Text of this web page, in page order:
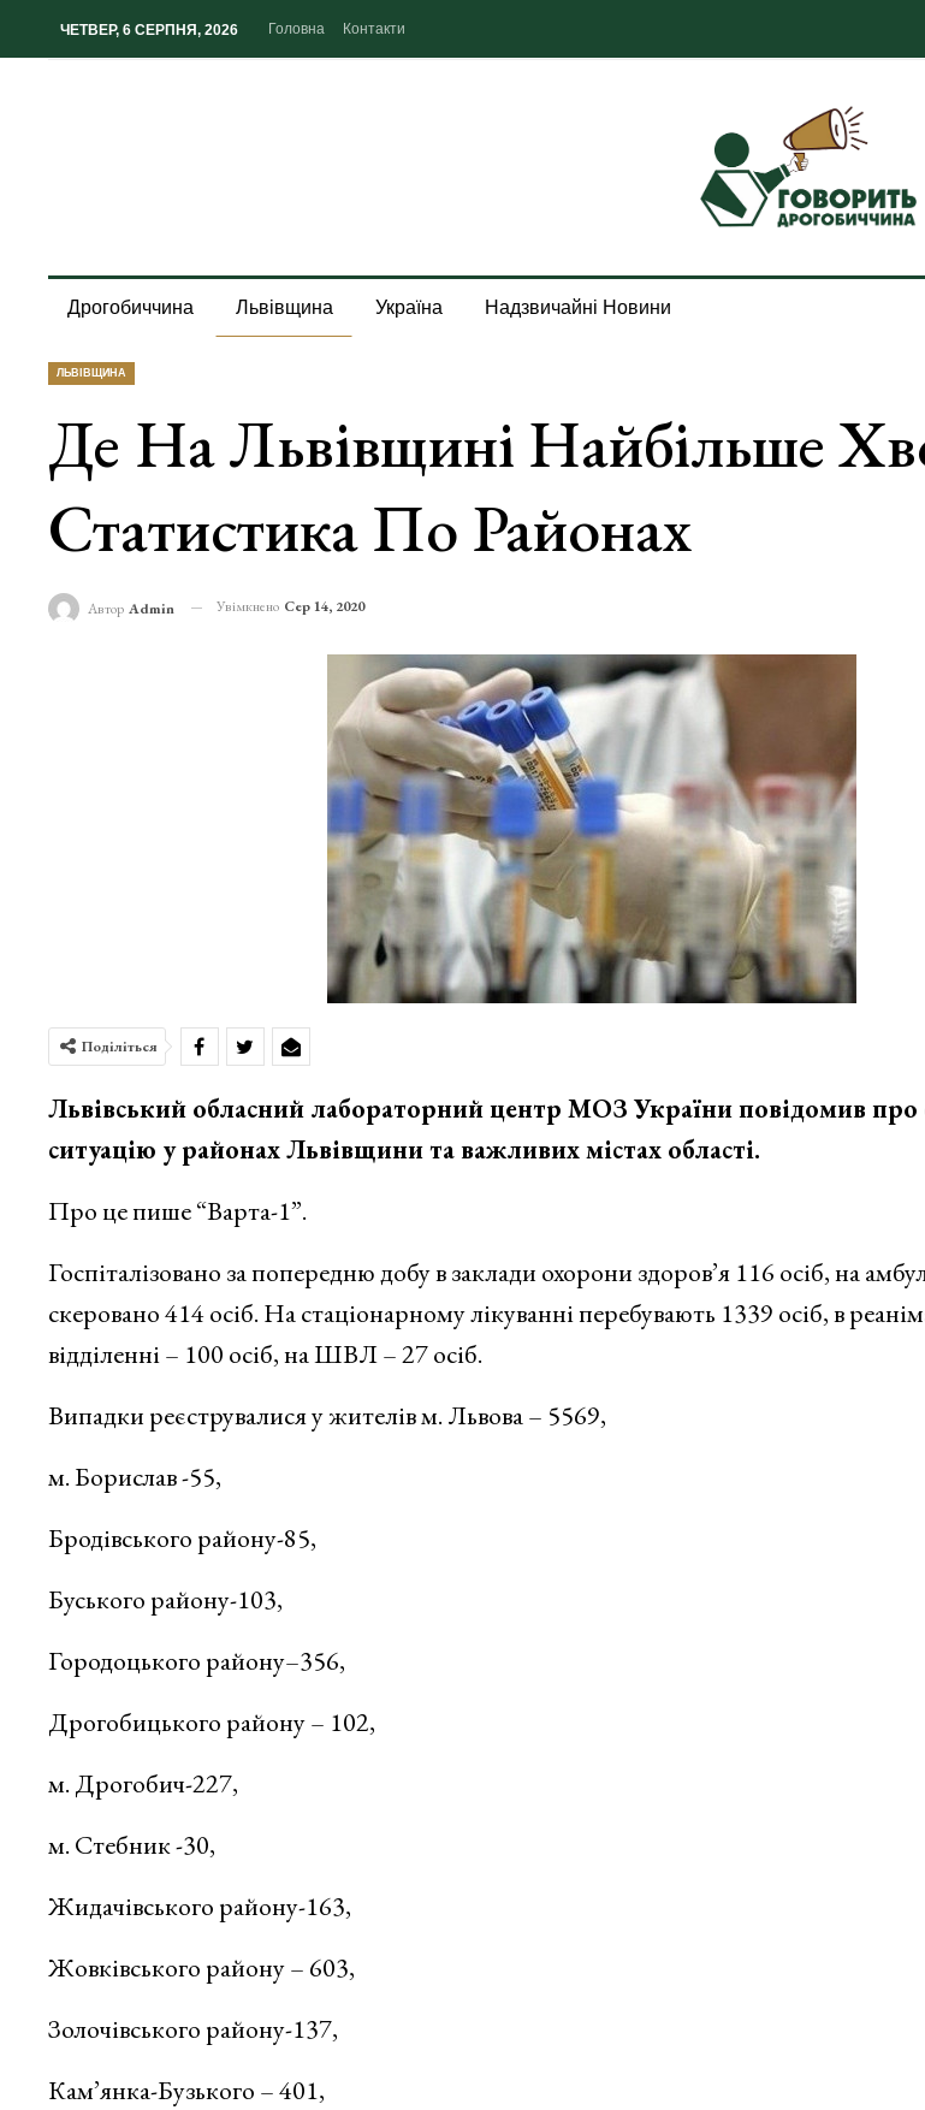
ЧЕТВЕР, 6 СЕРПНЯ, 2026 Головна Контакти
Дрогобиччина Львівщина Україна Надзвичайні Новини
ЛЬВІВЩИНА
Де На Львівщині Найбільше
Статистика По Районах
Автор Admin Увімкнено Сер 14, 2020
Поділіться
Львівський обласний лабораторний центр МОЗ України повідомив про
ситуацію у районах Львівщини та важливих містах області.
Про це пише “Варта-1”.
Госпіталізовано за попередню добу в заклади охорони здоров’я 116 осіб, на
скеровано 414 осіб. На стаціонарному лікуванні перебувають 1339 осіб, в
відділенні – 100 осіб, на ШВЛ – 27 осіб.
Випадки реєструвалися у жителів м. Львова – 5569,
м. Борислав -55,
Бродівського району-85,
Буського району-103,
Городоцького району–356,
Дрогобицького району – 102,
м. Дрогобич-227,
м. Стебник -30,
Жидачівського району-163,
Жовківського району – 603,
Золочівського району-137,
Кам’янка-Бузького – 401,